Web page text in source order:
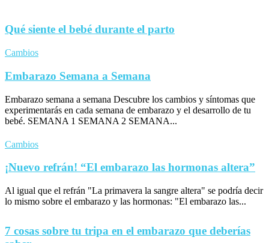
Qué siente el bebé durante el parto
Cambios
Embarazo Semana a Semana
Embarazo semana a semana Descubre los cambios y síntomas que
experimentarás en cada semana de embarazo y el desarrollo de tu
bebé. SEMANA 1 SEMANA 2 SEMANA...
Cambios
¡Nuevo refrán! “El embarazo las hormonas altera”
Al igual que el refrán "La primavera la sangre altera" se podría decir
lo mismo sobre el embarazo y las hormonas: "El embarazo las...
7 cosas sobre tu tripa en el embarazo que deberías